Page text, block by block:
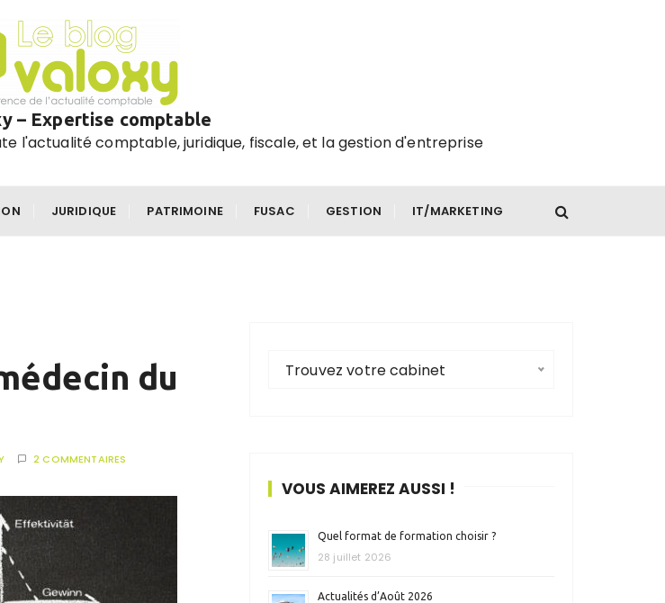
– Expertise comptable
l'actualité comptable, juridique, fiscale, et la gestion d'entreprise
JURIDIQUE PATRIMOINE FUSAC GESTION IT/MARKETING
du
2 COMMENTAIRES
Trouvez votre cabinet
VOUS AIMEREZ AUSSI !
Quel format de formation choisir ?
28 juillet 2026
Actualités d’Août 2026